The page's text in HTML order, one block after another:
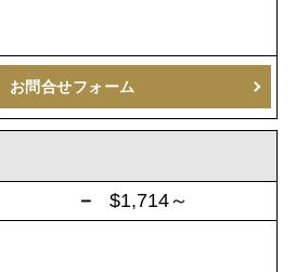
お問合せフォーム
－ $1,714～